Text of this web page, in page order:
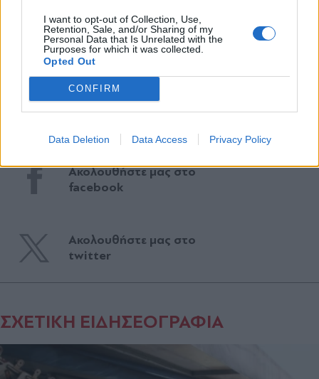
I want to opt-out of Collection, Use,
Retention, Sale, and/or Sharing of my
Personal Data that Is Unrelated with the
Purposes for which it was collected.
Opted Out
CONFIRM
Data Deletion Data Access Privacy Policy
TAGS:
#Πρωτοσελιδα#Τύπος
Ακολουθήστε το
parapolitika.gr στο Google
ενημέρωση
Ακολουθήστε μας στο
facebook
Ακολουθήστε μας στο
twitter
ΣΧΕΤΙΚΗ ΕΙΔΗΣΕΟΓΡΑΦΙΑ
X